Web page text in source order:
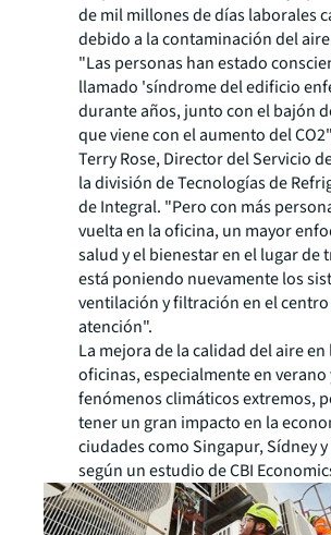
de mil millones de días laborales
debido a la contaminación del
"Las personas han estado
llamado 'síndrome del edificio
durante años, junto con el bajón
que viene con el aumento del
Terry Rose, Director del Servicio
la división de Tecnologías de
de Integral. "Pero con más
vuelta en la oficina, un mayor
salud y el bienestar en el lugar de
está poniendo nuevamente los
ventilación y filtración en el
atención".
La mejora de la calidad del aire en
oficinas, especialmente en
fenómenos climáticos extremos,
tener un gran impacto en la
ciudades como Singapur, Sídney
según un estudio de CBI